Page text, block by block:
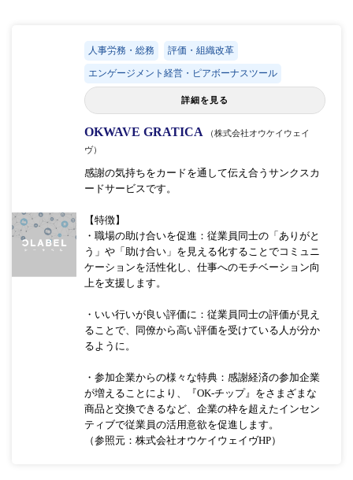
人事労務・総務 評価・組織改革
エンゲージメント経営・ピアボーナスツール
詳細を見る
OKWAVE GRATICA
（株式会社オウケイウェイ
ヴ）
感謝の気持ちをカードを通して伝え合うサンクスカ
ードサービスです。
【特徴】
・職場の助け合いを促進：従業員同士の「ありがと
う」や「助け合い」を見える化することでコミュニ
ケーションを活性化し、仕事へのモチベーション向
上を支援します。
・いい行いが良い評価に：従業員同士の評価が見え
ることで、同僚から高い評価を受けている人が分か
るように。
・参加企業からの様々な特典：感謝経済の参加企業
が増えることにより、『OK-チップ』をさまざまな
商品と交換できるなど、企業の枠を超えたインセン
ティブで従業員の活用意欲を促進します。
（参照元：株式会社オウケイウェイヴHP）